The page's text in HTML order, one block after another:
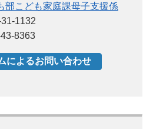
部こども家庭課母子支援係
1132
8363